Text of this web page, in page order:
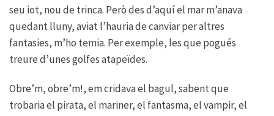
seu iot, nou de trinca. Però des d’aquí el mar m’anava
quedant lluny, aviat l’hauria de canviar per altres
fantasies, m’ho temia. Per exemple, les que pogués
treure d’unes golfes atapeïdes.
Obre’m, obre’m!, em cridava el bagul, sabent que
trobaria el pirata, el mariner, el fantasma, el vampir, el